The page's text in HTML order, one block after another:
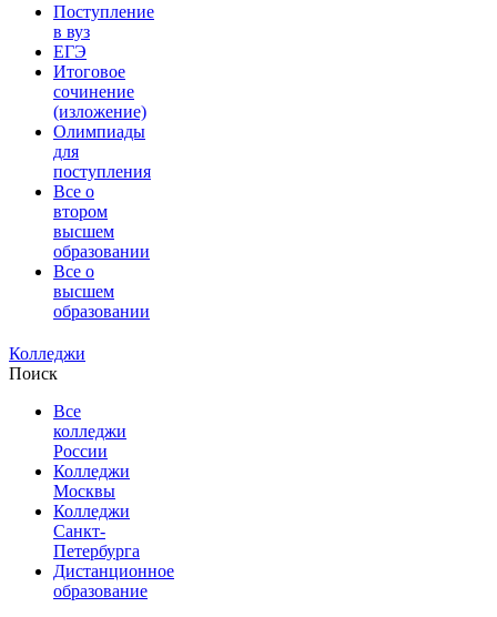
Поступление
в вуз
ЕГЭ
Итоговое
сочинение
(изложение)
Олимпиады
для
поступления
Все о
втором
высшем
образовании
Все о
высшем
образовании
Колледжи
Поиск
Все
колледжи
России
Колледжи
Москвы
Колледжи
Санкт-
Петербурга
Дистанционное
образование